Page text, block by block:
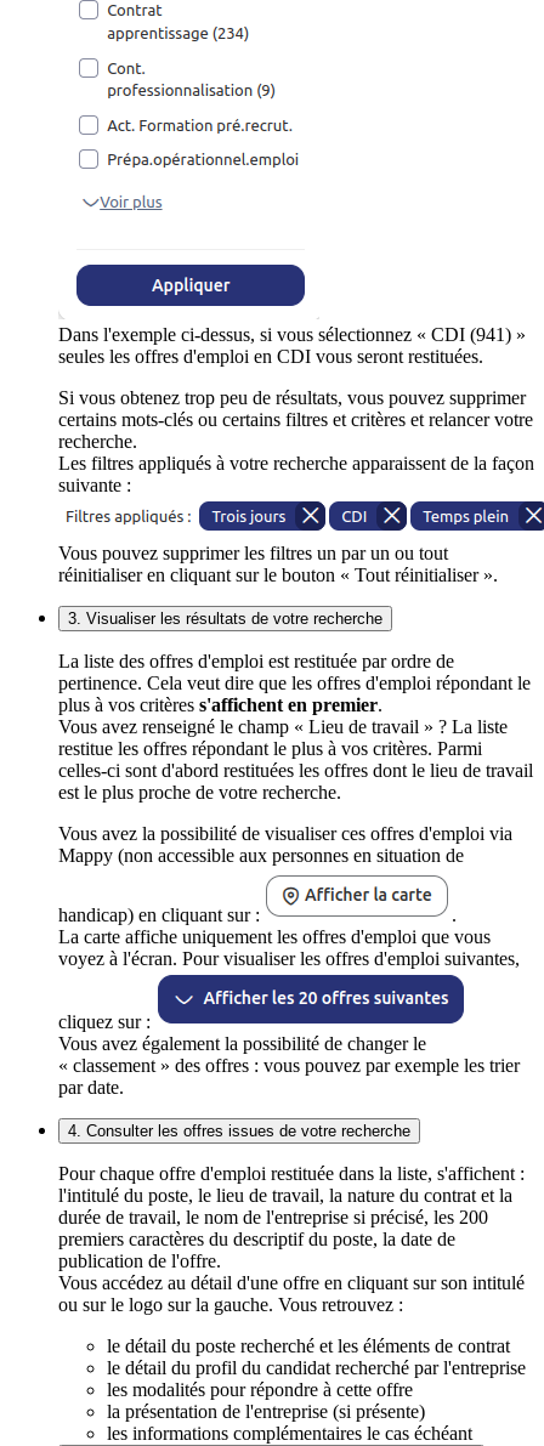
Dans l'exemple ci-dessus, si vous sélectionnez « CDI (941) »
seules les offres d'emploi en CDI vous seront restituées.
Si vous obtenez trop peu de résultats, vous pouvez supprimer
certains mots-clés ou certains filtres et critères et relancer votre
recherche.
Les filtres appliqués à votre recherche apparaissent de la façon
suivante :
Vous pouvez supprimer les filtres un par un ou tout
réinitialiser en cliquant sur le bouton « Tout réinitialiser ».
3. Visualiser les résultats de votre recherche
La liste des offres d'emploi est restituée par ordre de
pertinence. Cela veut dire que les offres d'emploi répondant le
plus à vos critères s'affichent en premier.
Vous avez renseigné le champ « Lieu de travail » ? La liste
restitue les offres répondant le plus à vos critères. Parmi
celles-ci sont d'abord restituées les offres dont le lieu de travail
est le plus proche de votre recherche.
Vous avez la possibilité de visualiser ces offres d'emploi via
Mappy (non accessible aux personnes en situation de
handicap) en cliquant sur :
.
La carte affiche uniquement les offres d'emploi que vous
voyez à l'écran. Pour visualiser les offres d'emploi suivantes,
cliquez sur :
Vous avez également la possibilité de changer le
« classement » des offres : vous pouvez par exemple les trier
par date.
4. Consulter les offres issues de votre recherche
Pour chaque offre d'emploi restituée dans la liste, s'affichent :
l'intitulé du poste, le lieu de travail, la nature du contrat et la
durée de travail, le nom de l'entreprise si précisé, les 200
premiers caractères du descriptif du poste, la date de
publication de l'offre.
Vous accédez au détail d'une offre en cliquant sur son intitulé
ou sur le logo sur la gauche. Vous retrouvez :
le détail du poste recherché et les éléments de contrat
le détail du profil du candidat recherché par l'entreprise
les modalités pour répondre à cette offre
la présentation de l'entreprise (si présente)
les informations complémentaires le cas échéant